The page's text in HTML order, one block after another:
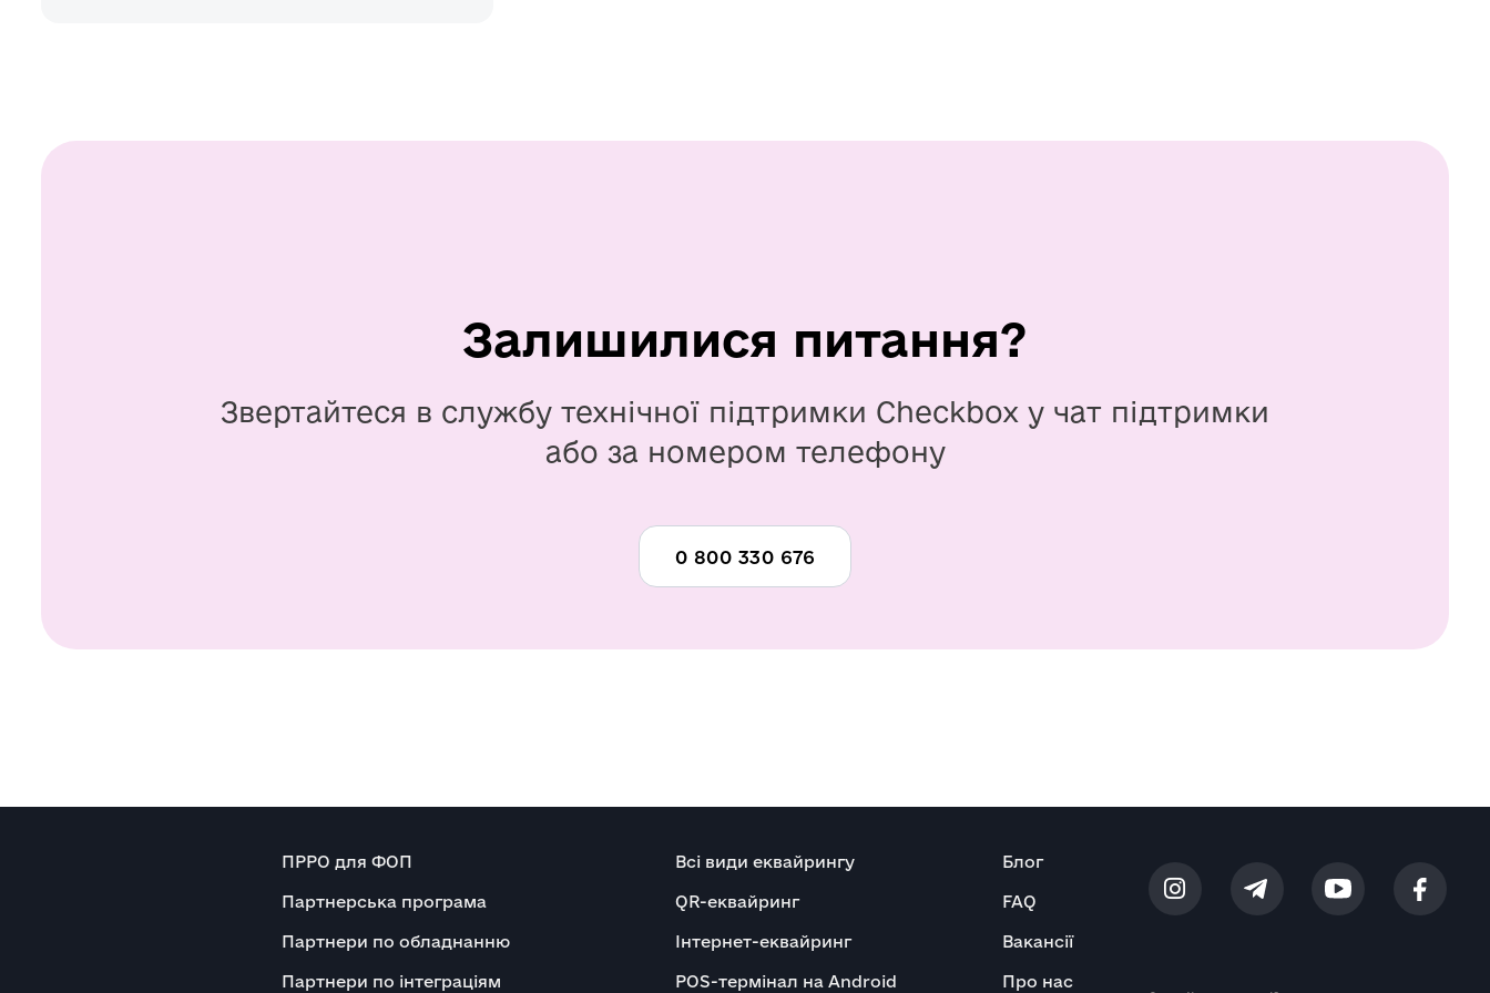
Залишилися питання?
Звертайтеся в службу технічної підтримки Checkbox у чат підтримки
або за номером телефону
0 800 330 676
ПРРО для ФОП
Партнерська програма
Партнери по обладнанню
Партнери по інтеграціям
Всі види еквайрингу
QR-еквайринг
Інтернет-еквайринг
POS-термінал на Android
Блог
FAQ
Вакансії
Про нас